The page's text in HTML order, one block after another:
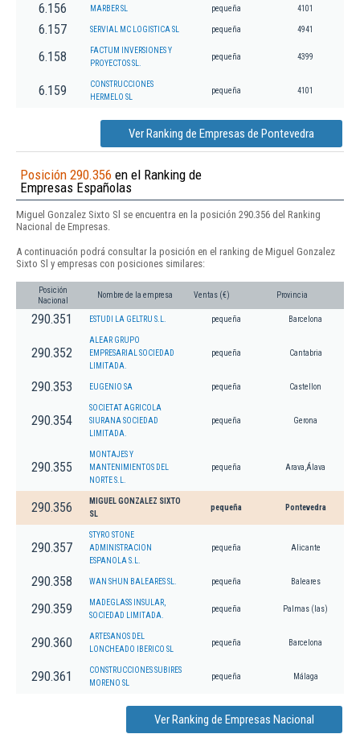
6.156 MARBER SL pequeña 4101
6.157 SERVIAL MC LOGISTICA SL pequeña 4941
6.158
FACTUM INVERSIONES Y
PROYECTOS SL.
pequeña 4399
6.159
CONSTRUCCIONES
HERMELO SL
pequeña 4101
Ver Ranking de Empresas de Pontevedra
Posición 290.356 en el Ranking de
Empresas Españolas
Miguel Gonzalez Sixto Sl se encuentra en la posición 290.356 del Ranking
Nacional de Empresas.
A continuación podrá consultar la posición en el ranking de Miguel Gonzalez
Sixto Sl y empresas con posiciones similares:
Posición
Nacional
Nombre de la empresa Ventas (€) Provincia
290.351 ESTUDI LA GELTRU S.L. pequeña Barcelona
290.352
ALEAR GRUPO
EMPRESARIAL SOCIEDAD
LIMITADA.
pequeña Cantabria
290.353 EUGENIO SA pequeña Castellon
290.354
SOCIETAT AGRICOLA
SIURANA SOCIEDAD
LIMITADA.
pequeña Gerona
290.355
MONTAJES Y
MANTENIMIENTOS DEL
NORTE S.L.
pequeña Arava,Álava
290.356
MIGUEL GONZALEZ SIXTO
SL
pequeña Pontevedra
290.357
STYRO STONE
ADMINISTRACION
ESPANOLA S.L.
pequeña Alicante
290.358 WAN SHUN BALEARES SL. pequeña Baleares
290.359
MADEGLASS INSULAR,
SOCIEDAD LIMITADA.
pequeña Palmas (las)
290.360
ARTESANOS DEL
LONCHEADO IBERICO SL
pequeña Barcelona
290.361
CONSTRUCCIONES SUBIRES
MORENO SL
pequeña Málaga
Ver Ranking de Empresas Nacional